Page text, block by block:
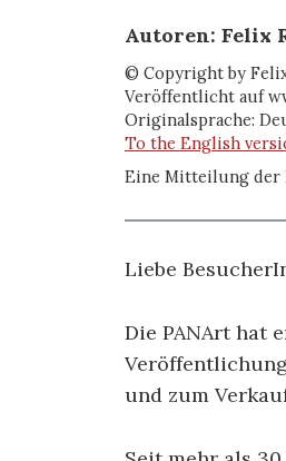
Autoren: Felix
© Copyright by Felix
Veröffentlicht auf
Originalsprache:
To the English
Eine Mitteilung der
Liebe
Die PANArt hat
und zum